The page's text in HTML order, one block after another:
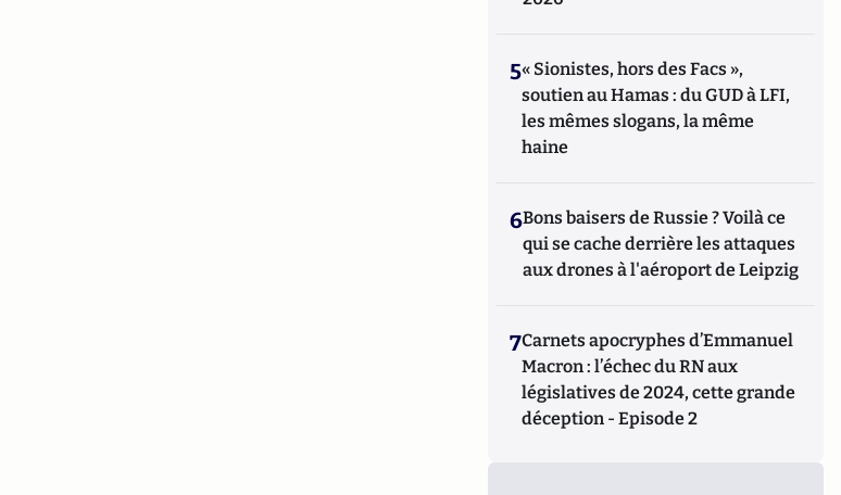
5« Sionistes, hors des Facs »,
soutien au Hamas : du GUD à LFI,
les mêmes slogans, la même
haine
6Bons baisers de Russie ? Voilà ce
qui se cache derrière les attaques
aux drones à l'aéroport de Leipzig
7Carnets apocryphes d’Emmanuel
Macron : l’échec du RN aux
législatives de 2024, cette grande
déception - Episode 2